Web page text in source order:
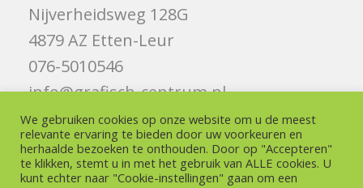
Nijverheidsweg 128G
4879 AZ Etten-Leur
076-5010546
info@grafisch-centrum.nl
Volg ons
Like ons op Facebook
We gebruiken cookies op onze website om u de meest
relevante ervaring te bieden door uw voorkeuren en
herhaalde bezoeken te onthouden. Door op "Accepteren"
te klikken, stemt u in met het gebruik van ALLE cookies. U
kunt echter naar "Cookie-instellingen" gaan om een ​​